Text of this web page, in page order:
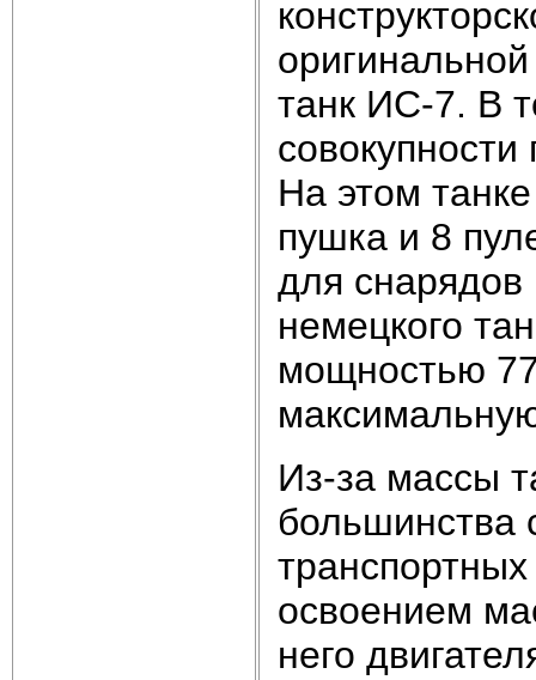
танк ИС-7. В
На этом
пушка и 8
для снарядов
немецкого
мощностью
Из-за массы
большинства
освоением
него